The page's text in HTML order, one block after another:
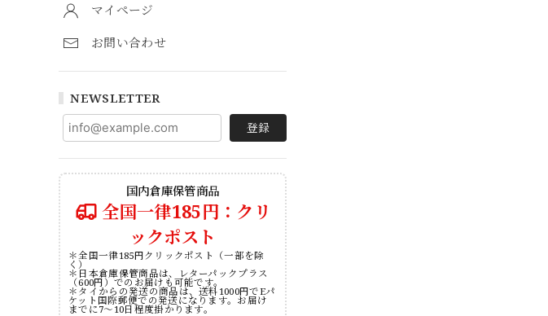
マイページ
お問い合わせ
NEWSLETTER
登録
国内倉庫保管商品
全国一律185円：クリ
ックポスト
＊全国一律185円クリックポスト（一部を除
く）
＊日本倉庫保管商品は、レターパックプラス
（600円）でのお届けも可能です。
＊タイからの発送の商品は、送料1000円でEパ
ケット国際郵便での発送になります。お届け
までに7～10日程度掛かります。